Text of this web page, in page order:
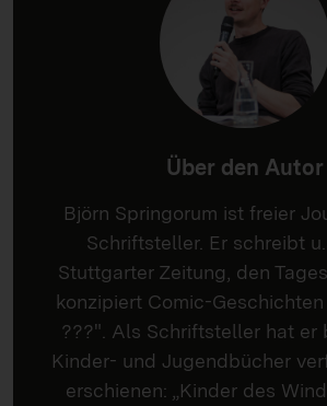
Über den Autor
Björn Springorum ist freier
Schriftsteller. Er schreibt
Stuttgarter Zeitung, den
konzipiert Comic-Geschichten
???". Als Schriftsteller hat er
Kinder- und Jugendbücher
erschienen: „Kinder des